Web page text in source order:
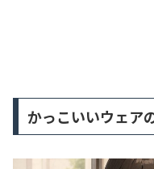
かっこいいウェア